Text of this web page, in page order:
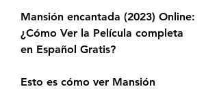
Mansión encantada (2023) Online:
¿Cómo Ver la Película completa
en Español Gratis?
Esto es cómo ver Mansión